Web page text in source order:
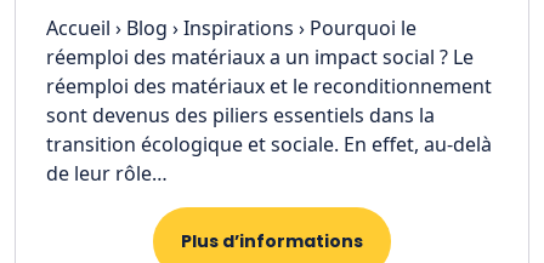
Accueil › Blog › Inspirations › Pourquoi le
réemploi des matériaux a un impact social ? Le
réemploi des matériaux et le reconditionnement
sont devenus des piliers essentiels dans la
transition écologique et sociale. En effet, au-delà
de leur rôle…
Plus d’informations